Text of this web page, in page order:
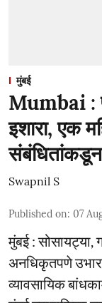
मुंबई
Mumbai :
इशारा, एक
Swapnil S
Published on: 07
मुंबई : सोसायट्या,
अनधिकृतपणे
व्यावसायिक